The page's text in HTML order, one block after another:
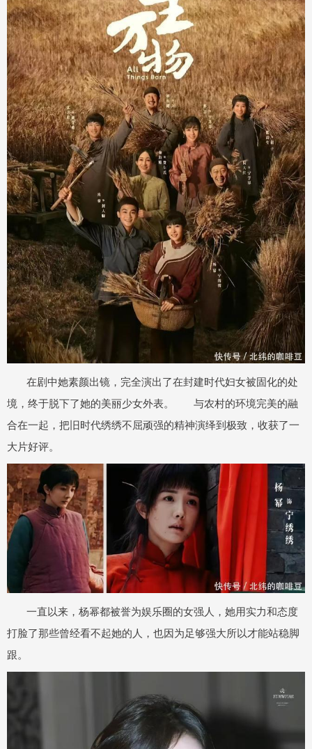
在剧中她素颜出镜，完全演出了在封建时代妇女被固化的处
境，终于脱下了她的美丽少女外表。 与农村的环境完美的融
合在一起，把旧时代绣绣不屈顽强的精神演绎到极致，收获了一
大片好评。
一直以来，杨幂都被誉为娱乐圈的女强人，她用实力和态度
打脸了那些曾经看不起她的人，也因为足够强大所以才能站稳脚
跟。